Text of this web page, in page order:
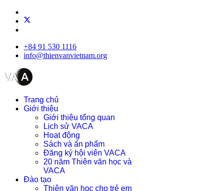
+84 91 530 1116
info@thienvanvietnam.org
Trang chủ
Giới thiệu
Giới thiệu tổng quan
Lịch sử VACA
Hoạt động
Sách và ấn phẩm
Đăng ký hội viên VACA
20 năm Thiên văn học và
VACA
Đào tạo
Thiên văn học cho trẻ em